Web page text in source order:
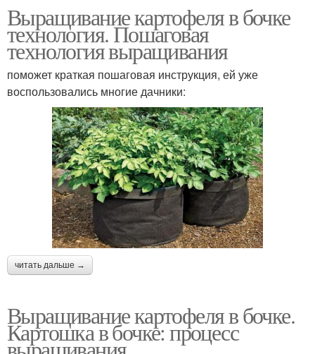
Выращивание картофеля в бочке
технология. Пошаговая
технология выращивания
поможет краткая пошаговая инструкция, ей уже
воспользовались многие дачники:
читать дальше →
Выращивание картофеля в бочке.
Картошка в бочке: процесс